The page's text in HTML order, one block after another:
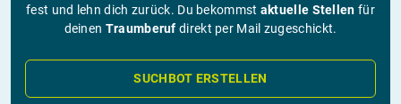
fest und lehn dich zurück. Du bekommst aktuelle Stellen für
deinen Traumberuf direkt per Mail zugeschickt.
SUCHBOT ERSTELLEN